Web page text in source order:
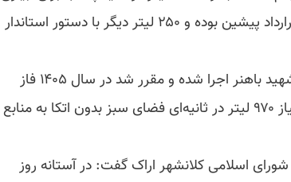
فضای سبز هدف‌گذاری شده که ۲۵۰ لیتر آن مربوط به قرارداد پیشین بوده و ۲۵۰ لیتر دیگر با دستور استاندار
وی تاکید کرد: فاز نخست خط انتقال به سمت بوستان شهید باهنر اجرا شده و مقرر شد در سال ۱۴۰۵ فاز
دوم نیز با همکاری دستگاه‌های مرتبط عملیاتی شود تا نیاز ۹۷۰ لیتر در ثانیه‌ای فضای سبز بدون اتکا به منابع
اسلامی کلانشهر اراک گفت: در آستانه روز